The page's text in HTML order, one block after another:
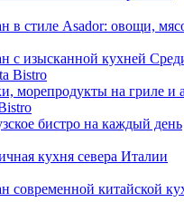
в стиле Asador: овощи,
с изысканной кухней
Bistro
морепродукты на гриле и
бистро на каждый день
кухня севера Италии
современной китайской